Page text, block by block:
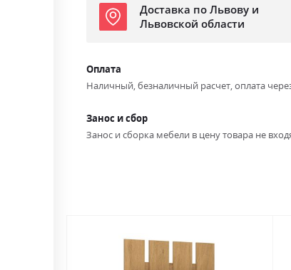
Доставка по Львову и
Львовской области
Оплата
Наличный, безналичный расчет, оплата
Занос и сбор
Занос и сборка мебели в цену товара не